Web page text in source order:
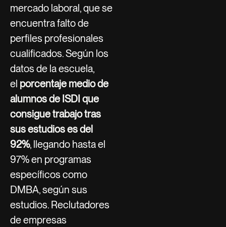
mercado laboral, que se
encuentra falto de
perfiles profesionales
cualificados. Según los
datos de la escuela,
el porcentaje medio de
alumnos de ISDI que
consigue trabajo tras
sus estudios es del
92%, llegando hasta el
97% en programas
específicos como
DMBA, según sus
estudios. Reclutadores
de empresas